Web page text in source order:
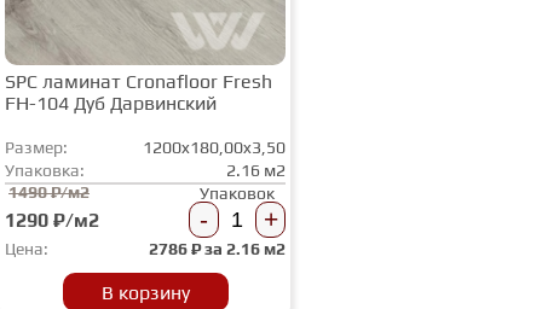
SPC ламинат Cronafloor Fresh
FH-104 Дуб Дарвинский
Размер:
1200x180,00x3,50
Упаковка:
2.16 м2
1490 ₽/м2
1290 ₽/м2
Упаковок
- +
Цена: 2786₽ за 2.16 м2
В корзину